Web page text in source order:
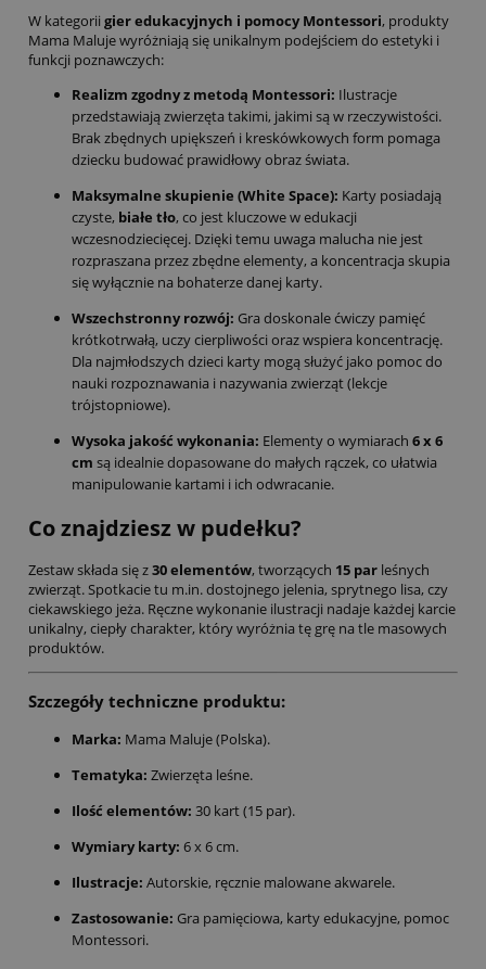
W kategorii gier edukacyjnych i pomocy Montessori, produkty
Mama Maluje wyróżniają się unikalnym podejściem do estetyki i
funkcji poznawczych:
Realizm zgodny z metodą Montessori: Ilustracje
przedstawiają zwierzęta takimi, jakimi są w rzeczywistości.
Brak zbędnych upiększeń i kreskówkowych form pomaga
dziecku budować prawidłowy obraz świata.
Maksymalne skupienie (White Space): Karty posiadają
czyste, białe tło, co jest kluczowe w edukacji
wczesnodziecięcej. Dzięki temu uwaga malucha nie jest
rozpraszana przez zbędne elementy, a koncentracja skupia
się wyłącznie na bohaterze danej karty.
Wszechstronny rozwój: Gra doskonale ćwiczy pamięć
krótkotrwałą, uczy cierpliwości oraz wspiera koncentrację.
Dla najmłodszych dzieci karty mogą służyć jako pomoc do
nauki rozpoznawania i nazywania zwierząt (lekcje
trójstopniowe).
Wysoka jakość wykonania: Elementy o wymiarach 6 x 6
cm są idealnie dopasowane do małych rączek, co ułatwia
manipulowanie kartami i ich odwracanie.
Co znajdziesz w pudełku?
Zestaw składa się z30 elementów, tworzących 15 par leśnych
zwierząt. Spotkacie tu m.in. dostojnego jelenia, sprytnego lisa, czy
ciekawskiego jeża. Ręczne wykonanie ilustracji nadaje każdej karcie
unikalny, ciepły charakter, który wyróżnia tę grę na tle masowych
produktów.
Szczegóły techniczne produktu:
Marka: Mama Maluje (Polska).
Tematyka: Zwierzęta leśne.
Ilość elementów: 30 kart (15 par).
Wymiary karty: 6 x 6 cm.
Ilustracje: Autorskie, ręcznie malowane akwarele.
Zastosowanie: Gra pamięciowa, karty edukacyjne, pomoc
Montessori.